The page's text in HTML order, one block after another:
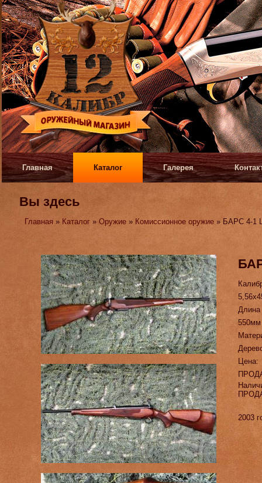
Главная Каталог Галерея
Вы здесь
Главная » Каталог »Оружие » Комиссионное оружие » БАРС 4-1
550мм
Цена:
2003